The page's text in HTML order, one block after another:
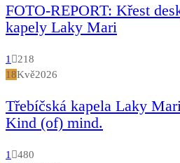
FOTO-REPORT: Křest
kapely Laky Mari
1
218
18Kvě2026
Třebíčská kapela Laky
Kind (of) mind.
1
480